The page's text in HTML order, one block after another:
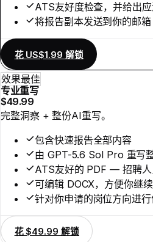
ATS友好度检查，并给出
将报告副本发送到你的邮箱
花 US$1.99 解锁
效果最佳
专业重写
$49.99
完整洞察 + 整份AI重写。
包含快速报告全部内容
由 GPT-5.6 Sol Pro 重写
ATS友好的 PDF — 招聘人
可编辑 DOCX，方便你继
针对你申请的岗位方向进
花 $49.99 解锁